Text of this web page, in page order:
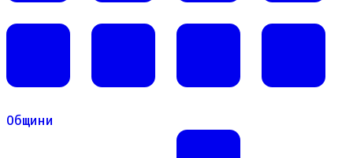
Общини